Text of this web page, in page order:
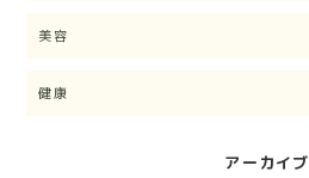
美容
健康
アーカイブ